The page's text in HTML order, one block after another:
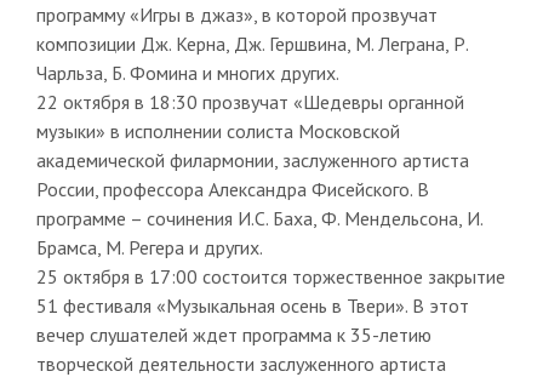
программу «Игры в джаз», в которой прозвучат
композиции Дж. Керна, Дж. Гершвина, М. Леграна, Р.
Чарльза, Б. Фомина и многих других.
22 октября в 18:30 прозвучат «Шедевры органной
музыки» в исполнении солиста Московской
академической филармонии, заслуженного артиста
России, профессора Александра Фисейского. В
программе – сочинения И.С. Баха, Ф. Мендельсона, И.
Брамса, М. Регера и других.
25 октября в 17:00 состоится торжественное закрытие
51 фестиваля «Музыкальная осень в Твери». В этот
вечер слушателей ждет программа к 35-летию
творческой деятельности заслуженного артиста